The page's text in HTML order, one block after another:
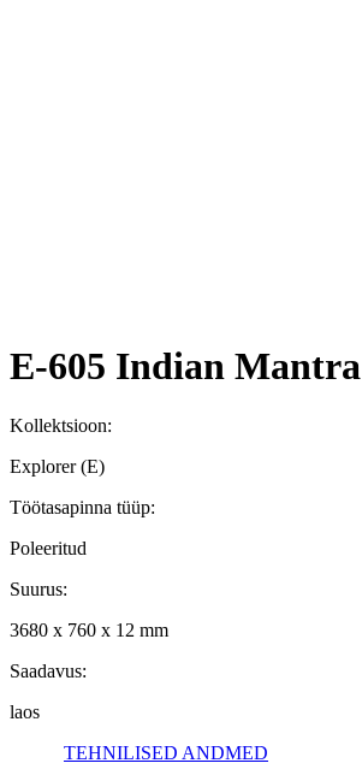
E-605 Indian Mantra
Kollektsioon:
Explorer (E)
Töötasapinna tüüp:
Poleeritud
Suurus:
3680 x 760 x 12 mm
Saadavus:
laos
TEHNILISED ANDMED